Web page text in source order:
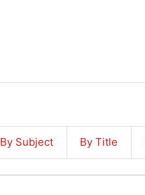
By Subject By Title